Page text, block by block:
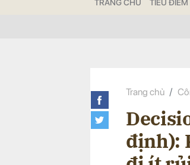
TRANG CHỦ TIÊU ĐIỂM
Trang chủ
định):